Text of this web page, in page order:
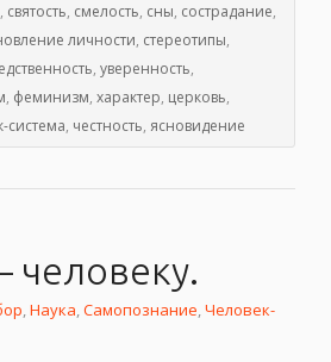
, святость, смелость, сны, сострадание,
личности, стереотипы,
, уверенность,
, феминизм, характер, церковь,
система, честность, ясновидение
человеку.
,Наука,Самопознание,Человек-